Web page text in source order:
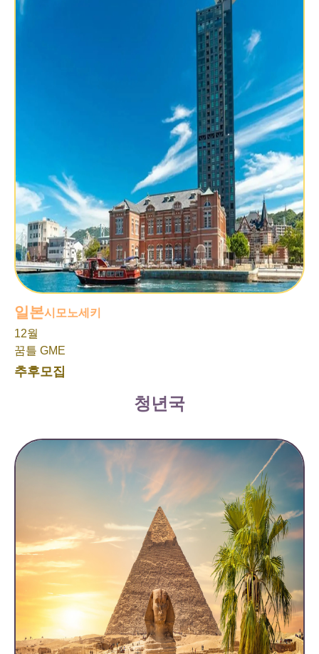
일본시모노세키
12월
꿈틀 GME
추후모집
청년국